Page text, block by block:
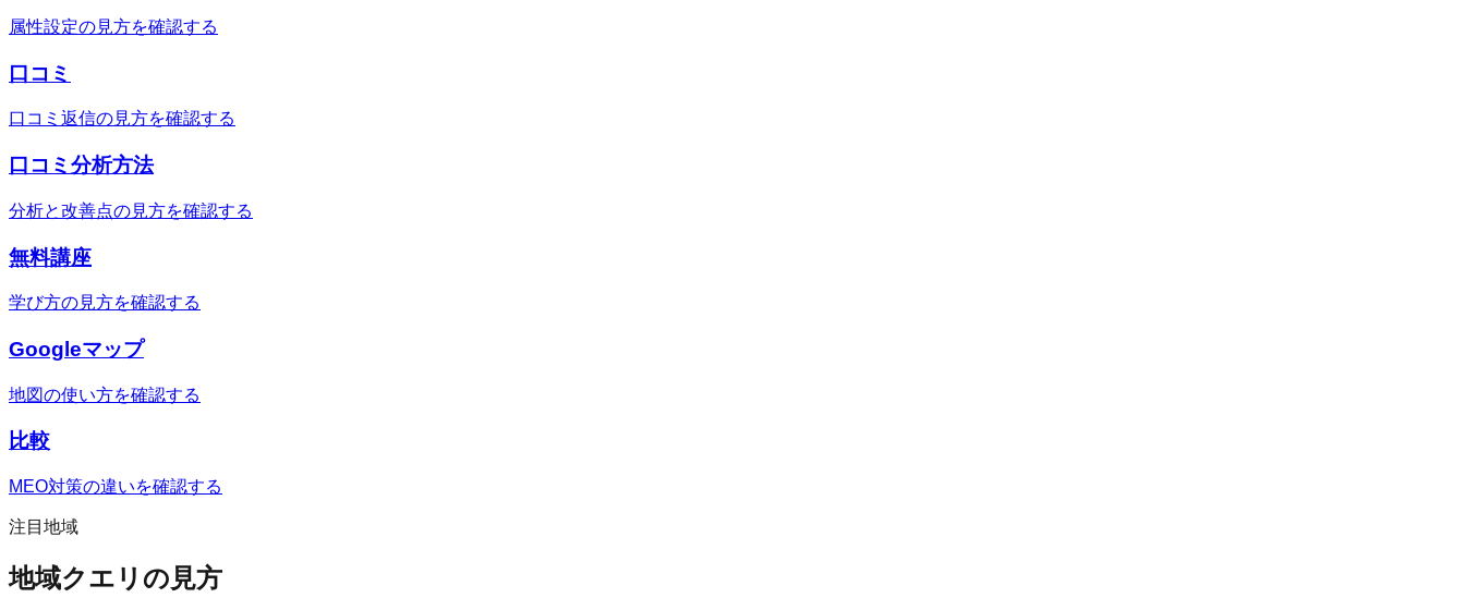
属性設定の見方を確認する
口コミ
口コミ返信の見方を確認する
口コミ分析方法
分析と改善点の見方を確認する
無料講座
学び方の見方を確認する
Googleマップ
地図の使い方を確認する
比較
MEO対策の違いを確認する
注目地域
地域クエリの見方